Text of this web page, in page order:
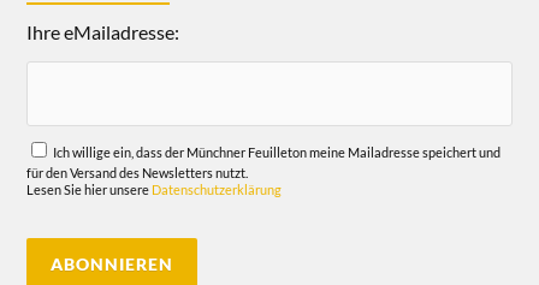
Ihre eMailadresse:
Ich willige ein, dass der Münchner Feuilleton meine Mailadresse speichert und
für den Versand des Newsletters nutzt.
Lesen Sie hier unsere Datenschutzerklärung